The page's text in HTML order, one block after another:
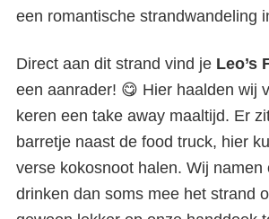
een romantische strandwandeling
Direct aan dit strand vind je Leo’s
een aanrader! 😋 Hier haalden wij
keren een take away maaltijd. Er
barretje naast de food truck, hier
verse kokosnoot halen. Wij namen
drinken dan soms mee het strand